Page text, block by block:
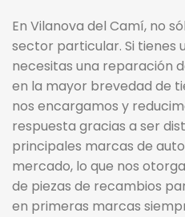
En Vilanova del Camí, no
sector particular. Si tienes
necesitas una reparación
en la mayor brevedad de
nos encargamos y
respuesta gracias a ser
principales marcas de
mercado, lo que nos
de piezas de recambios
en primeras marcas